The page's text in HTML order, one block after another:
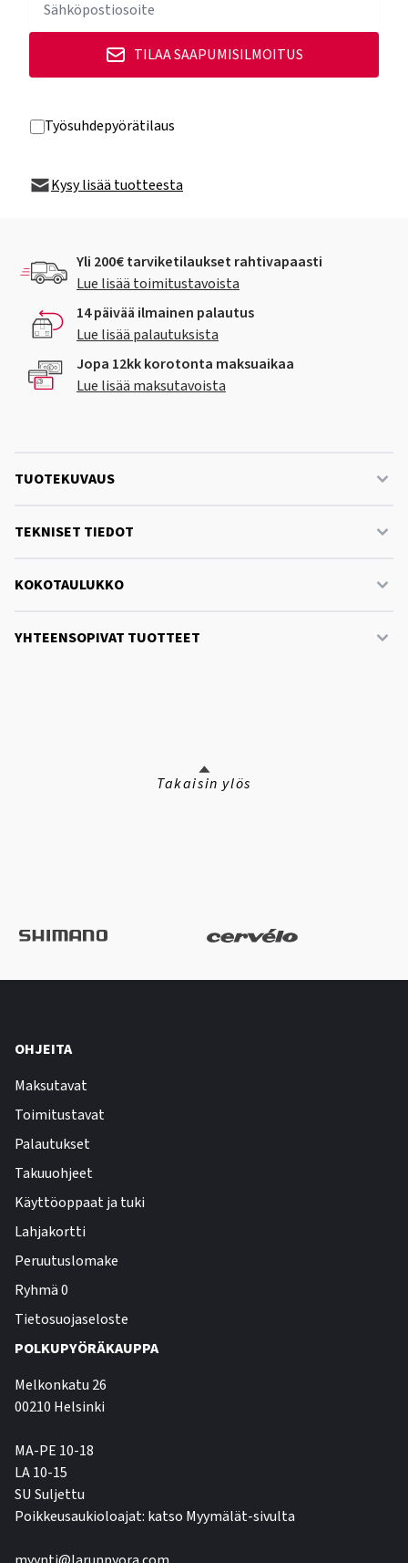
TILAA SAAPUMISILMOITUS
Työsuhdepyörätilaus
Kysy lisää tuotteesta
Yli 200€ tarviketilaukset rahtivapaasti
Lue lisää toimitustavoista
14 päivää ilmainen palautus
Lue lisää palautuksista
Jopa 12kk korotonta maksuaikaa
Lue lisää maksutavoista
TUOTEKUVAUS
TEKNISET TIEDOT
KOKOTAULUKKO
YHTEENSOPIVAT TUOTTEET
Takaisin ylös
OHJEITA
Maksutavat
Toimitustavat
Palautukset
Takuuohjeet
Käyttöoppaat ja tuki
Lahjakortti
Peruutuslomake
Ryhmä 0
Tietosuojaseloste
POLKUPYÖRÄKAUPPA
Melkonkatu 26
00210 Helsinki
MA-PE 10-18
LA 10-15
SU Suljettu
Poikkeusaukioloajat: katso Myymälät-sivulta